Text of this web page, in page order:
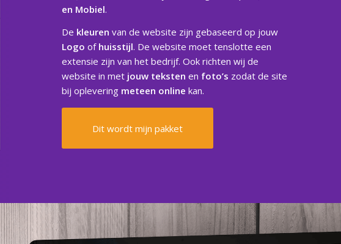
en Mobiel.
De kleuren van de website zijn gebaseerd op jouw
Logo of huisstijl. De website moet tenslotte een
extensie zijn van het bedrijf. Ook richten wij de
website in met jouw teksten en foto’s zodat de site
bij oplevering meteen online kan.
Dit wordt mijn pakket